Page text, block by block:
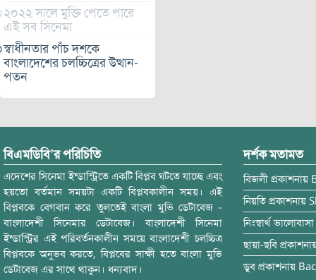
২০২২ সালে মুক্তি পেতে পারে
এই সব সিনেমা
স্বাধীনতার পাঁচ দশকে
বাংলাদেশের চলচ্চিত্রের উত্থান-
পতন
বিএমডিবি’র পরিচিতি
এদেশের সিনেমা ইন্ডাস্ট্রিতে একটি বিপ্লব ঘটতে যাচ্ছে এবং
হয়তো বর্তমান সময়টা একটি বিপ্লবকালীন সময়। এই
বিপ্লবকে বেগবান করে তুলতেই বাংলা মুভি ডেটাবেজ -
বাংলাদেশী সিনেমার ডেটাবেজ। বাংলাদেশী সিনেমা
ইন্ডাস্ট্রির এই পরিবর্তনকালীন সময়ে বাংলাদেশী চলচ্চিত্র
বিপ্লবকে অনুভব করতে, বিপ্লবের সাক্ষী হতে বাংলা মুভি
ডেটাবেজ এর সাথে থাকুন। ধন্যবাদ।
দর্শক মতামত
বিজলী প্রকাশনায়
নিয়তি প্রকাশনায়
নিঃস্বার্থ ভালোবাসা
ছায়া-ছবি
ডুব প্রকাশনায়